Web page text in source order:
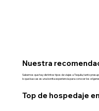
Nuestra
Sabemos que hay distintos tipos de viajes a Tequila, tanto
lo que buscas es una bonita experiencia para conocer los
Top de hospedaje